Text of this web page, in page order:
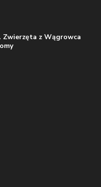
Zwierzęta z Wągrowca